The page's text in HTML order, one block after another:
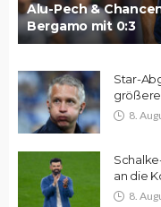
Alu-Pech &
Bergamo mit 0:3
Star-
8.
an die
8.